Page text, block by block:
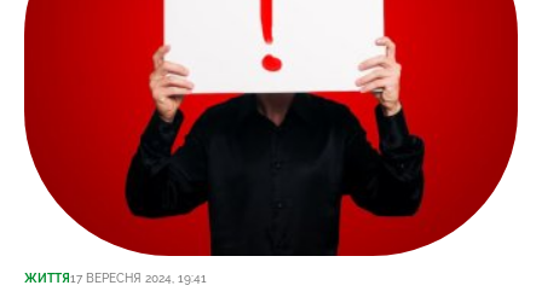
ЖИТТЯ17 ВЕРЕСНЯ 2024, 19:41